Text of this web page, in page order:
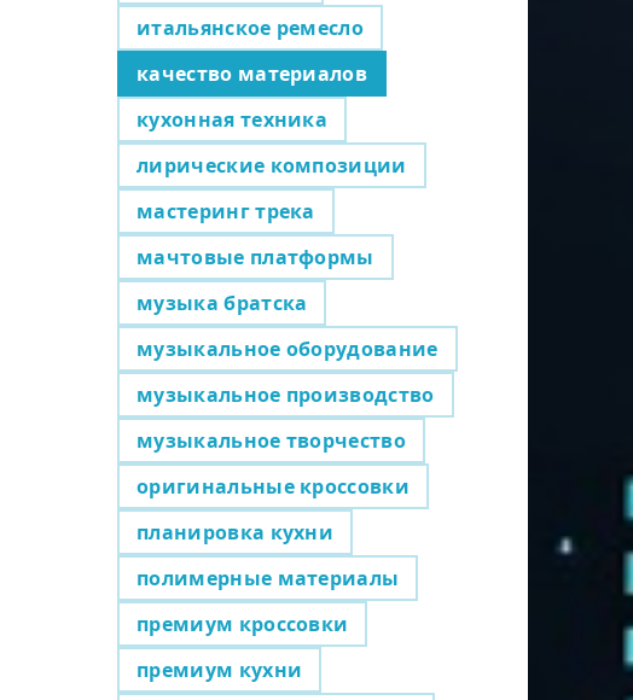
итальянское ремесло
качество материалов
кухонная техника
лирические композиции
мастеринг трека
мачтовые платформы
музыка братска
музыкальное оборудование
музыкальное производство
музыкальное творчество
оригинальные кроссовки
планировка кухни
полимерные материалы
премиум кроссовки
премиум кухни